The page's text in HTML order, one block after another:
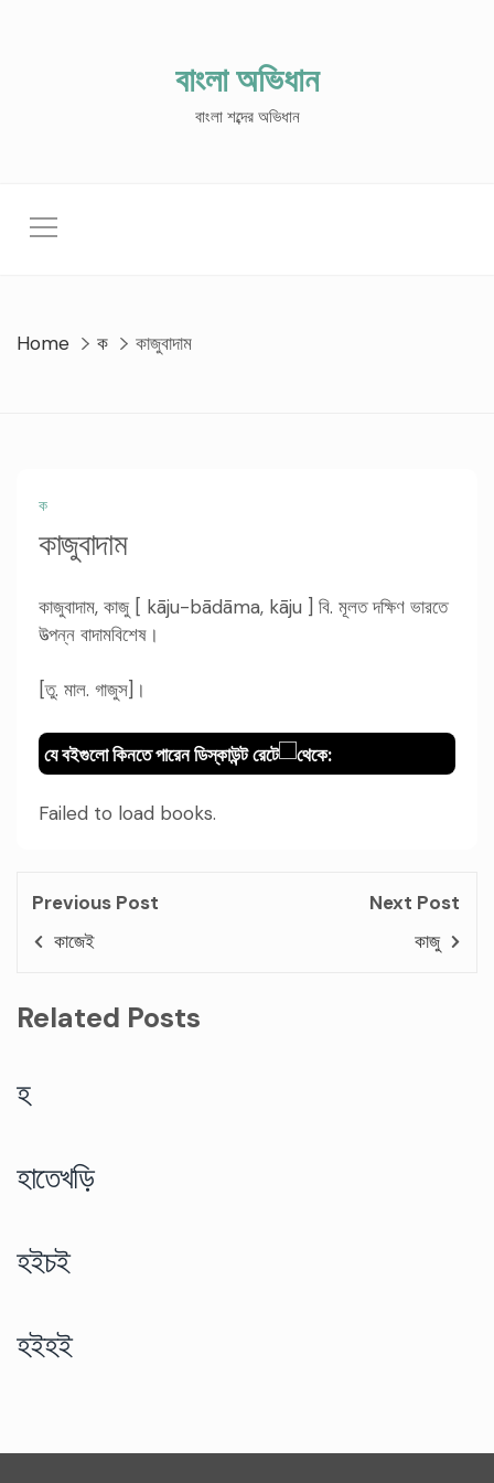
বাংলা অভিধান
বাংলা শব্দের অভিধান
Home ক কাজুবাদাম
ক
কাজুবাদাম
কাজুবাদাম, কাজু [ kāju-bādāma, kāju ] বি. মূলত দক্ষিণ ভারতে
উত্পন্ন বাদামবিশেষ।
[তু. মাল. গাজুস]।
যে বইগুলো কিনতে পারেন ডিস্কাউন্ট রেটে থেকে:
Failed to load books.
Previous Post
কাজেই
Next Post
কাজু
Related Posts
হ
হাতেখড়ি
হইচই
হইহই